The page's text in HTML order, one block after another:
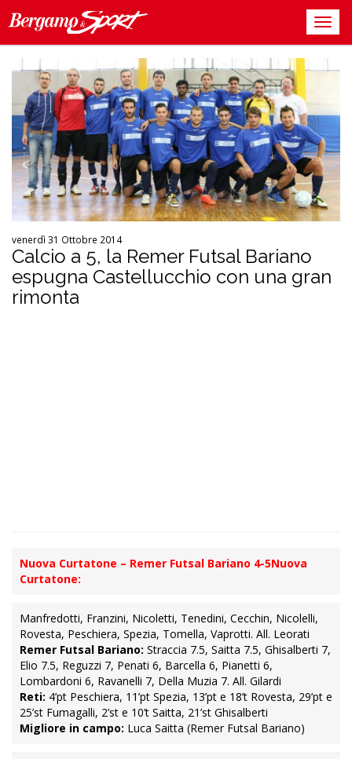
venerdì 31 Ottobre 2014
Calcio a 5, la Remer Futsal Bariano
espugna Castellucchio con una gran
rimonta
Nuova Curtatone – Remer Futsal Bariano 4-5Nuova
Curtatone:
Manfredotti, Franzini, Nicoletti, Tenedini, Cecchin, Nicolelli,
Rovesta, Peschiera, Spezia, Tomella, Vaprotti. All. Leorati
Remer Futsal Bariano: Straccia 7.5, Saitta 7.5, Ghisalberti 7,
Elio 7.5, Reguzzi 7, Penati 6, Barcella 6, Pianetti 6,
Lombardoni 6, Ravanelli 7, Della Muzia 7. All. Gilardi
Reti: 4’pt Peschiera, 11’pt Spezia, 13’pt e 18’t Rovesta, 29’pt e
25’st Fumagalli, 2’st e 10’t Saitta, 21’st Ghisalberti
Migliore in campo: Luca Saitta (Remer Futsal Bariano)